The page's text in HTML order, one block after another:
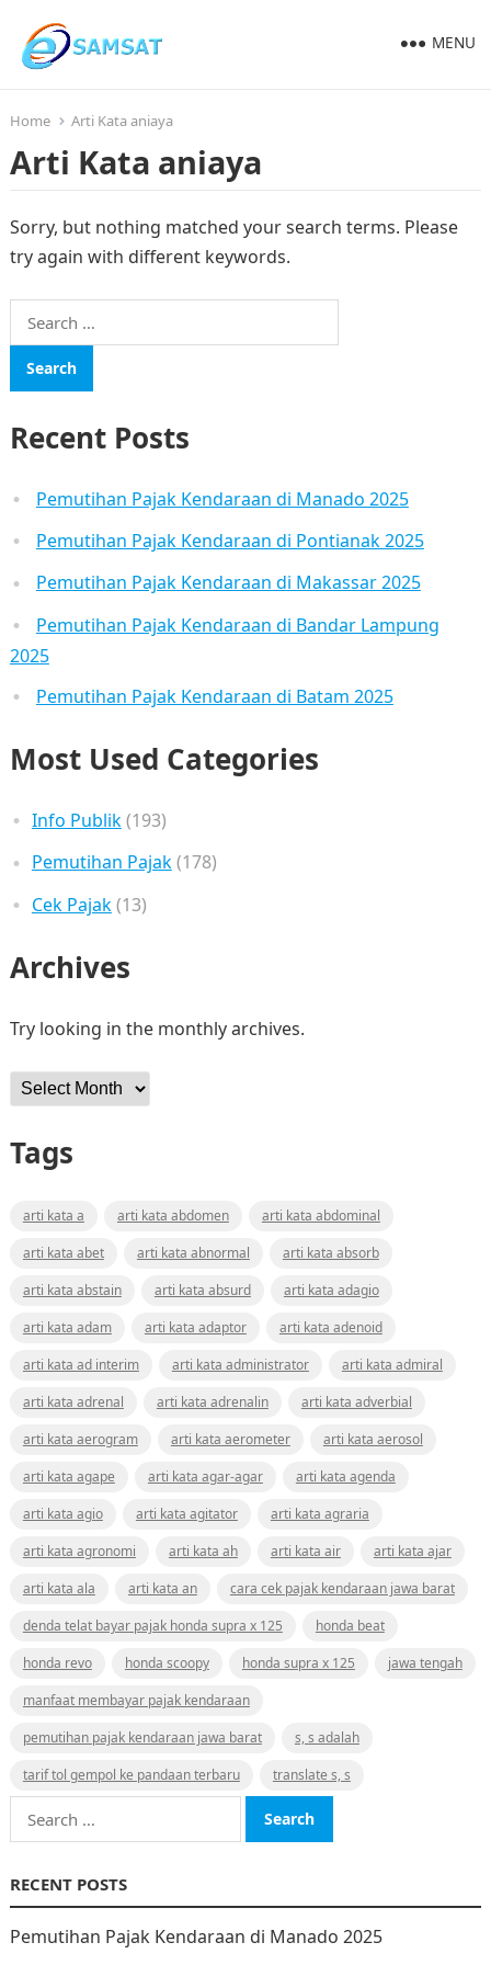
MENU
Home Arti Kata aniaya
Arti Kata aniaya
Sorry, but nothing matched your search terms. Please
try again with different keywords.
Search
for:
Recent Posts
Pemutihan Pajak Kendaraan di Manado 2025
Pemutihan Pajak Kendaraan di Pontianak 2025
Pemutihan Pajak Kendaraan di Makassar 2025
Pemutihan Pajak Kendaraan di Bandar Lampung
2025
Pemutihan Pajak Kendaraan di Batam 2025
Most Used Categories
Info Publik(193)
Pemutihan Pajak(178)
Cek Pajak(13)
Archives
Try looking in the monthly archives.
Archives
Tags
arti kata a arti kata abdomen
arti kata abdominal
arti kata abet
arti kata abnormal
arti kata absorb
arti kata abstain
arti kata absurd
arti kata adagio
arti kata adam
arti kata adaptor
arti kata adenoid
arti kata ad interim
arti kata administrator
arti kata admiral
arti kata adrenal
arti kata adrenalin
arti kata adverbial
arti kata aerogram
arti kata aerometer
arti kata aerosol
arti kata agape
arti kata agar-agar
arti kata agenda
arti kata agio
arti kata agitator
arti kata agraria
arti kata agronomi
arti kata ah arti kata air
arti kata ajar
arti kata ala
arti kata an
cara cek pajak kendaraan jawa barat
denda telat bayar pajak honda supra x 125
honda beat
honda revo
honda scoopy honda supra x 125
jawa tengah
manfaat membayar pajak kendaraan
pemutihan pajak kendaraan jawa barat
s, s adalah
tarif tol gempol ke pandaan terbaru
translate s, s
Search
for:
RECENT POSTS
Pemutihan Pajak Kendaraan di Manado 2025